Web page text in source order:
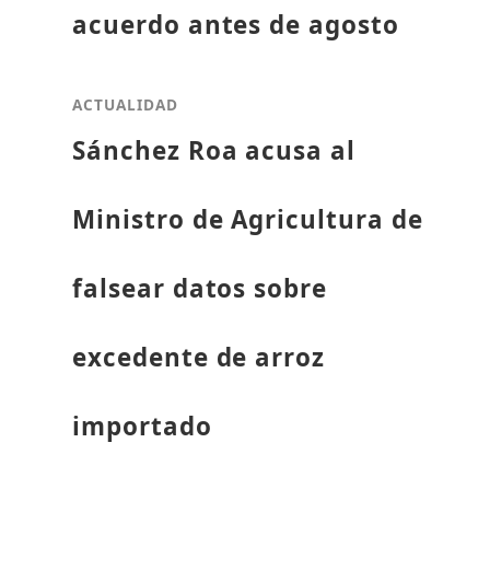
acuerdo antes de agosto
ACTUALIDAD
Sánchez Roa acusa al
Ministro de Agricultura de
falsear datos sobre
excedente de arroz
importado